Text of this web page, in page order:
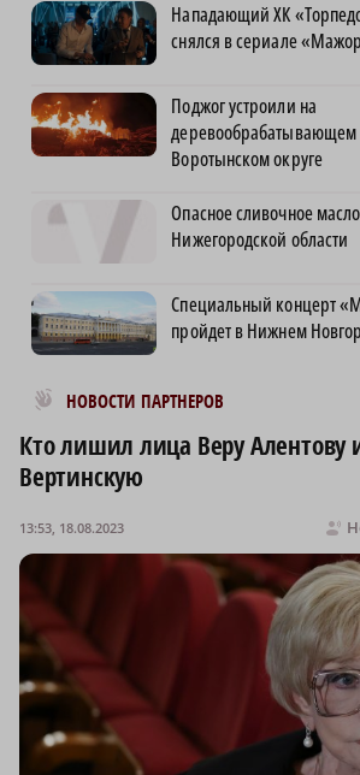
Нападающий ХК
снялся в сериале
Поджог устроили на
деревообрабатывающем
Воротынском округе
Опасное сливочное
Нижегородской области
Специальный концерт
пройдет в Нижнем
НОВОСТИ ПАРТНЕРОВ
Новости МирТесен
Кто лишил лица Веру Алентову
Вертинскую
13:53, 18.08.2023